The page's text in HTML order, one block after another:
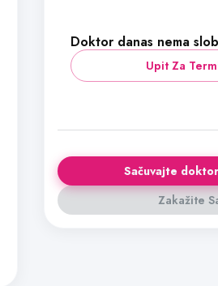
Doktor danas nema
Upit Za
Sačuvajte
Zakažite